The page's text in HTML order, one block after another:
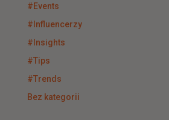
#Events
#Influencerzy
#Insights
#Tips
#Trends
Bez kategorii